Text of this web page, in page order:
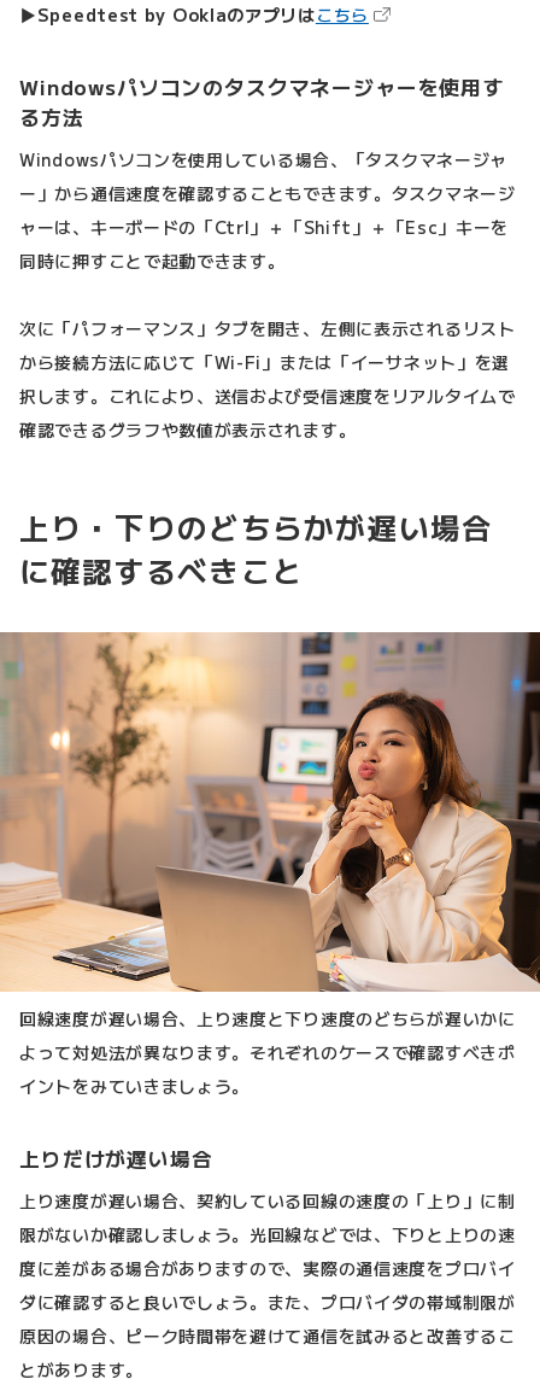
▶Speedtest by Ooklaのアプリはこちら （新しいタブで開き
Windowsパソコンのタスクマネージャーを使用す
る方法
Windowsパソコンを使用している場合、「タスクマネージャ
ー」から通信速度を確認することもできます。タスクマネージ
ャーは、キーボードの「Ctrl」＋「Shift」＋「Esc」キーを
同時に押すことで起動できます。
次に「パフォーマンス」タブを開き、左側に表示されるリスト
から接続方法に応じて「Wi-Fi」または「イーサネット」を選
択します。これにより、送信および受信速度をリアルタイムで
確認できるグラフや数値が表示されます。
上り・下りのどちらかが遅い場合
に確認するべきこと
回線速度が遅い場合、上り速度と下り速度のどちらが遅いかに
よって対処法が異なります。それぞれのケースで確認すべきポ
イントをみていきましょう。
上りだけが遅い場合
上り速度が遅い場合、契約している回線の速度の「上り」に制
限がないか確認しましょう。光回線などでは、下りと上りの速
度に差がある場合がありますので、実際の通信速度をプロバイ
ダに確認すると良いでしょう。また、プロバイダの帯域制限が
原因の場合、ピーク時間帯を避けて通信を試みると改善するこ
とがあります。